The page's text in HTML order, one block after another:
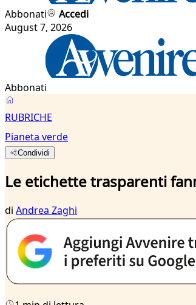
Abbonati
Accedi
August 7, 2026
Abbonati
RUBRICHE
Pianeta verde
Condividi
Le etichette trasparenti
di Andrea Zaghi